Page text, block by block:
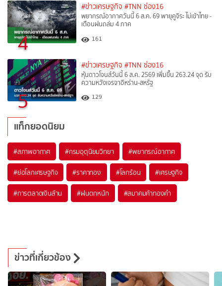
4
#ข่าวเศรษฐกิจ #TNN ช่อง16
พยากรณ์อากาศวันนี้ 6 ส.ค. 69 พายุคูจิระ ไม่เข้าไทย -
เตือนฝนถล่ม 4 ภาค
161
5
#ข่าวเศรษฐกิจ #TNN ช่อง16
หุ้นดาวโจนส์วันนี้ 6 ส.ค. 2569 เพิ่มขึ้น 263.24 จุด รับ
ความหวังเจรจาอิหร่าน-สหรัฐ
129
แท็กยอดนิยม
#สภาพอากาศ #กรมอุตุนิยมวิทยา #พยากรณ์อากาศ
#ย่อโลกเศรษฐกิจ #ราคาทอง #โลกร้อน #เศรษฐกิจ
#การตลาดเงินล้าน #ฝนตกหนัก #สมาคมค้าทองคำ
ข่าวที่เกี่ยวข้อง